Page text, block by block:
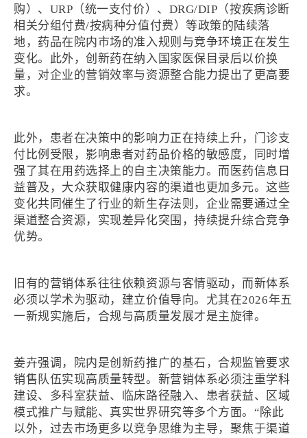
购）、URP（统一支付价）、DRG/DIP（按疾病诊断
相关分组付费/按病种分值付费）等政策的陆续落
地，药品在院内市场的准入规则与竞争环境正在发生
变化。此外，创新药在纳入国家医保目录后以价换
量，对企业的营销效率与资源整合能力提出了更高要
求。
此外，患者在决策中的影响力正在持续上升，门诊支
付比例受限，影响患者对药品价格的敏感度，同时增
强了其在用药选择上的自主决策能力。而医药信息日
益普及，大众获取健康内容的渠道也更加多元。这些
变化共同催生了行业的新生存法则，企业需要通过全
渠道整合资源，实现差异化突围，持续提升综合竞争
优势。
旧有的营销体系往往依赖资源与客情驱动，而新体系
必须以学术为驱动，建立价值导向。尤其在2026年五
一新规实施后，合规与高质量发展才是主旋律。
姜卉强调，院内是创新药推广的基石，合规监管要求
销售队伍实现高质量转型。新营销体系必须注重学科
建设、多科室获益、临床路径融入、患者获益、区域
模式推广与赋能、真实世界研究等多个方面。“除此
以外，过去市场更多以竞争思维为主导，聚焦于渠道